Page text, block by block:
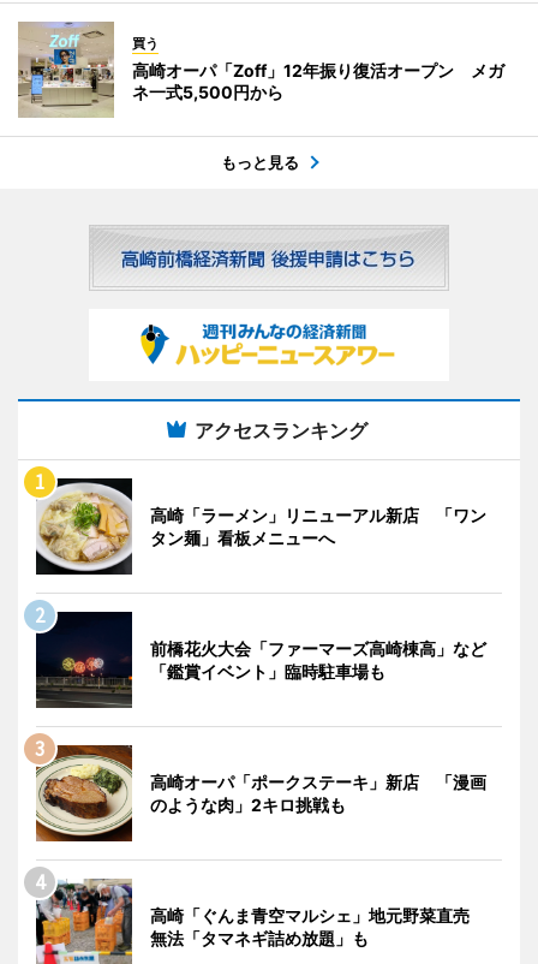
買う
高崎オーパ「Zoff」12年振り復活オープン メガ
ネ一式5,500円から
もっと見る
アクセスランキング
高崎「ラーメン」リニューアル新店 「ワン
タン麺」看板メニューへ
前橋花火大会「ファーマーズ高崎棟高」など
「鑑賞イベント」臨時駐車場も
高崎オーパ「ポークステーキ」新店 「漫画
のような肉」2キロ挑戦も
高崎「ぐんま青空マルシェ」地元野菜直売
無法「タマネギ詰め放題」も